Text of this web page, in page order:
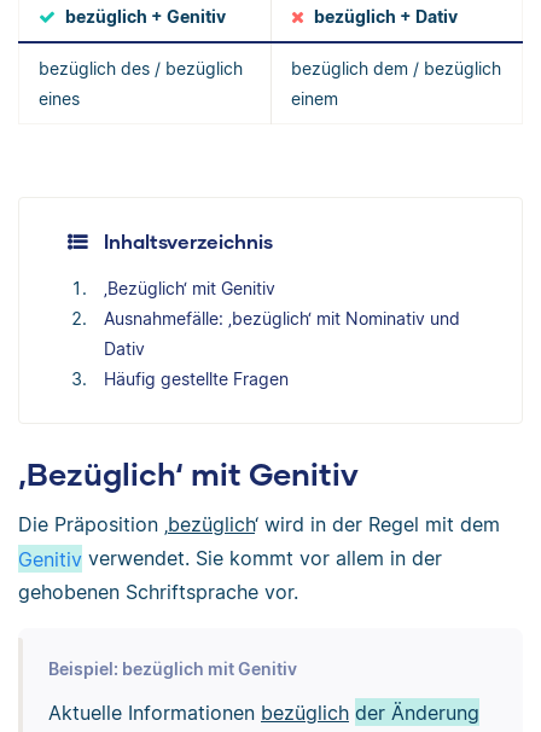
bezüglich + Genitiv bezüglich + Dativ
bezüglich des / bezüglich
eines
bezüglich dem / bezüglich
einem
Inhaltsverzeichnis
‚Bezüglich‘ mit Genitiv
Ausnahmefälle: ‚bezüglich‘ mit Nominativ und
Dativ
Häufig gestellte Fragen
‚Bezüglich‘ mit Genitiv
Die Präposition ‚bezüglich‘ wird in der Regel mit dem
Genitiv verwendet. Sie kommt vor allem in der
gehobenen Schriftsprache vor.
Beispiel: bezüglich mit Genitiv
Aktuelle Informationen bezüglich der Änderung